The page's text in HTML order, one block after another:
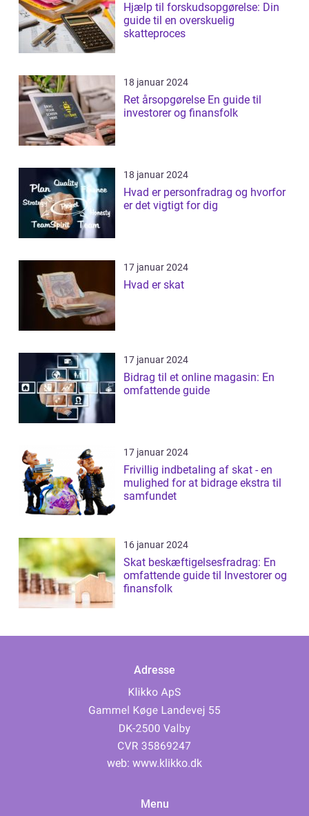
Hjælp til forskudsopgørelse: Din
guide til en overskuelig
skatteproces
18 januar 2024
Ret årsopgørelse En guide til
investorer og finansfolk
18 januar 2024
Hvad er personfradrag og hvorfor
er det vigtigt for dig
17 januar 2024
Hvad er skat
17 januar 2024
Bidrag til et online magasin: En
omfattende guide
17 januar 2024
Frivillig indbetaling af skat - en
mulighed for at bidrage ekstra til
samfundet
16 januar 2024
Skat beskæftigelsesfradrag: En
omfattende guide til Investorer og
finansfolk
Adresse
web: www.klikko.dk
Menu